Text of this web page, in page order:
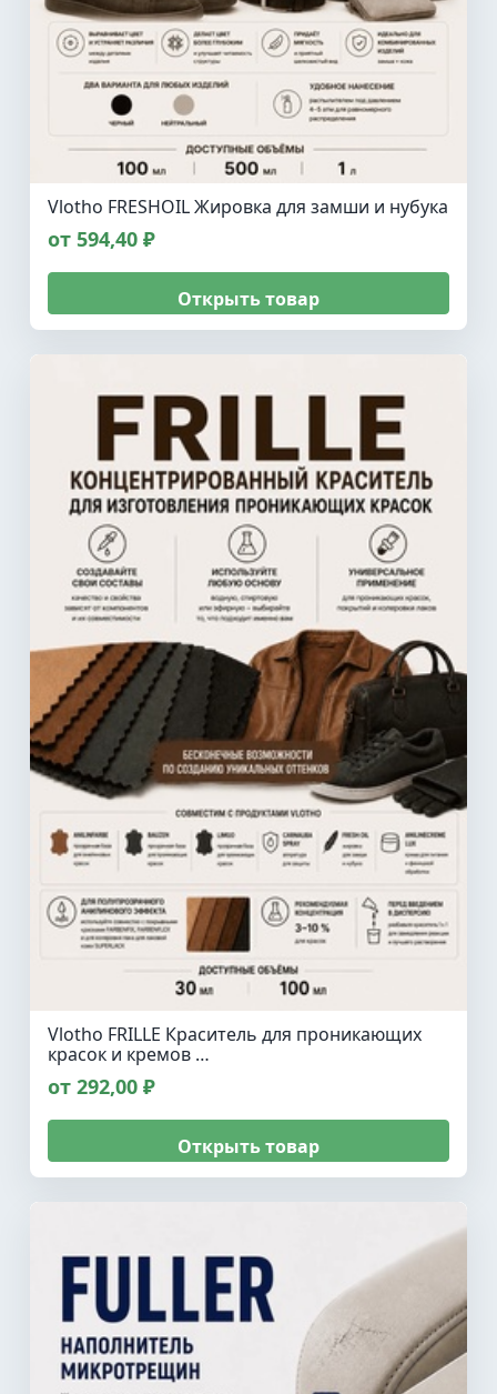
Vlotho FRESHOIL Жировка для замши и нубука
от 594,40 ₽
Открыть товар
Vlotho FRILLE Краситель для проникающих
красок и кремов …
от 292,00 ₽
Открыть товар